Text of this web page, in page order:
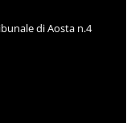
di Aosta n.4